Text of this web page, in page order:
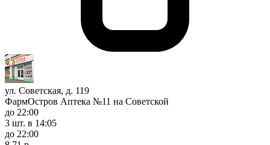
ул. Советская, д. 119
ФармОстров Аптека №11 на Советской
до 22:00
3 шт. в 14:05
до 22:00